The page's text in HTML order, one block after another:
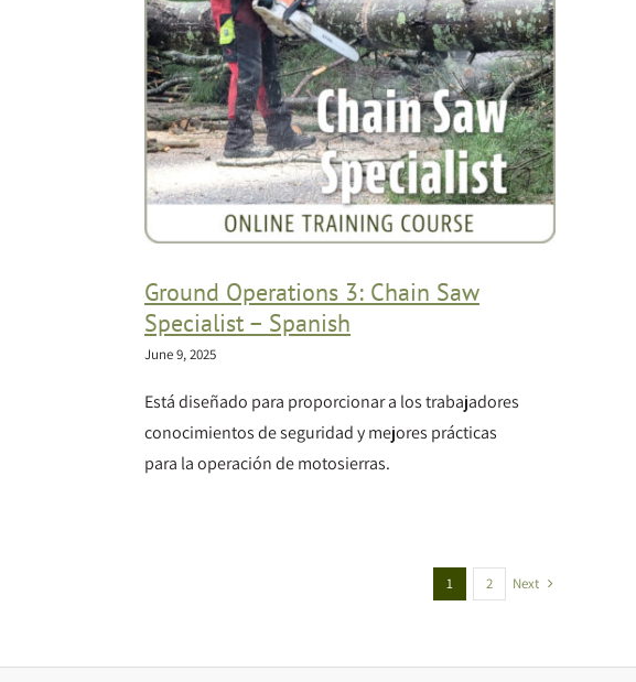
Ground Operations 3: Chain Saw
Specialist – Spanish
June 9, 2025
Está diseñado para proporcionar a los trabajadores
conocimientos de seguridad y mejores prácticas
para la operación de motosierras.
1 2 Next